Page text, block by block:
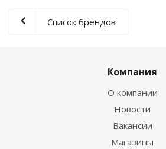
Список брендов
Компания
О компании
Новости
Вакансии
Магазины